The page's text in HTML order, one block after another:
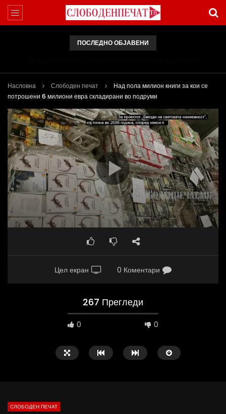
ПОСЛЕДНО ОБЈАВЕНИ
Насловна Слободен печат
Над пола милион книги за кои се
потрошени 6 милиони евра складирани во подруми
Цел екран 0 Коментари
267 Прегледи
0 0
СЛОБОДЕН ПЕЧАТ